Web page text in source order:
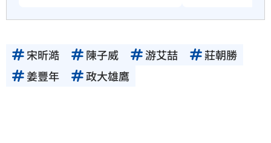
宋昕澔 陳子威 游艾喆
莊朝勝
姜豐年
政大雄鷹